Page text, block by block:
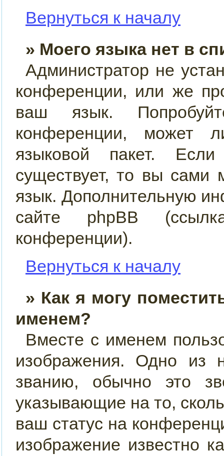
Вернуться к началу
» Моего языка нет в
Администратор не
конференции, или же
ваш язык.
конференции, может
языковой пакет.
существует, то вы сами
язык. Дополнительную
сайте phpBB
конференции).
Вернуться к началу
» Как я могу
именем?
Вместе с именем
изображения. Одно из
званию, обычно это
указывающие на то,
ваш статус на
изображение известно